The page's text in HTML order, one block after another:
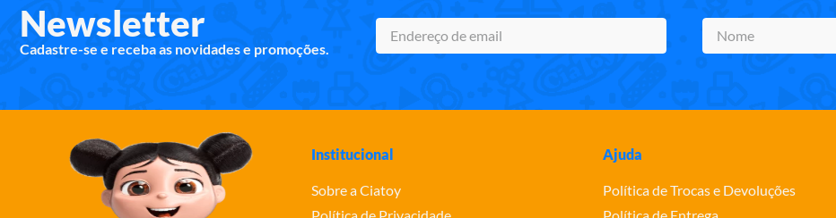
Newsletter
Cadastre-se e receba as novidades e promoções.
Institucional
Sobre a Ciatoy
Política de Privacidade
Ajuda
Política de Trocas e Devoluções
Política de Entrega